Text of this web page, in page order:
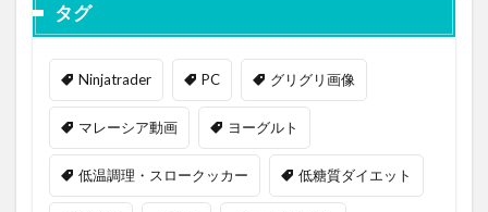
タグ
Ninjatrader PC グリグリ画像
マレーシア動画 ヨーグルト
低温調理・スロークッカー 低糖質ダイエット